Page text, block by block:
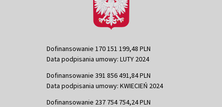
Dofinansowanie 170 151 199,48 PLN
Data podpisania umowy: LUTY 2024
Dofinansowanie 391 856 491,84 PLN
Data podpisania umowy: KWIECIEŃ 2024
Dofinansowanie 237 754 754,24 PLN